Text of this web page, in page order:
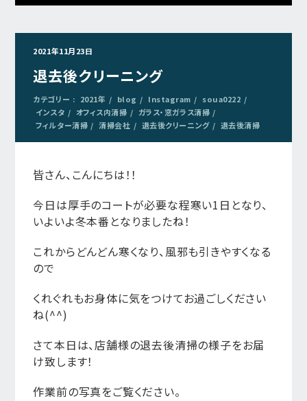
2021年11月23日
退去後クリーニング
カテゴリー : 2021年 blog Instagram
soua0222
インスタ
オフィス内清掃
ガラス・窓ガラス清掃
フィルター清掃
清掃会社 退去後クリーニング 退去後清掃
皆さん、こんにちは！！
今日は厚手のコートが必要な程寒い1日となり、
いよいよ冬本番となりましたね！
これからどんどん寒くなり、風邪も引きやすくなる
ので
くれぐれもお身体に気をつけてお過ごしください
ね(^^)
さて本日は、店舗様の退去後清掃の様子をお届
け致します！
作業前の写真をご覧ください。